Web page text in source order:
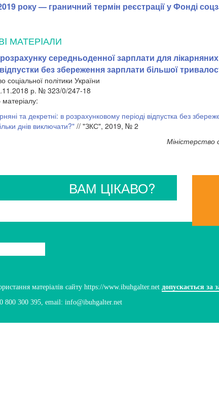
року — граничний термін реєстрації у Фонді
МАТЕРIАЛИ
середньоденної зарплати для
без збереження зарплати більшої
соціальної політики України
р. № 323/0/247-18
та декретні: в розрахунковому періоді відпустка без
днів виключати?"// "ЗКС", 2019, № 2
Міністерство
ВАМ ЦІКАВО?
матеріалів сайту https://www.ibuhgalter.net допускається за
0 800 300 395, email: info@ibuhgalter.net